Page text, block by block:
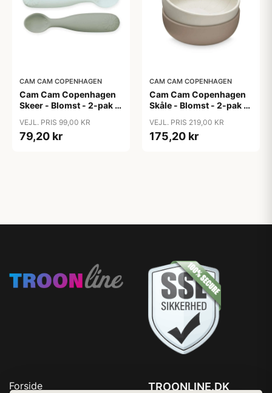
CAM CAM COPENHAGEN
Cam Cam Copenhagen
Skeer - Blomst - 2-pak -
VEJL. PRIS 99,00 KR
79,20 kr
CAM CAM COPENHAGEN
Cam Cam Copenhagen
Skåle - Blomst - 2-pak -
VEJL. PRIS 219,00 KR
175,20 kr
Forside TROONLINE.DK